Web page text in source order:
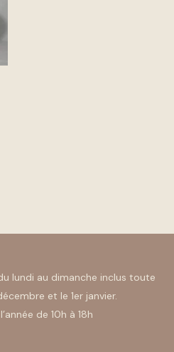
lundi au dimanche inclus toute
et le 1er janvier.
de 10h à 18h